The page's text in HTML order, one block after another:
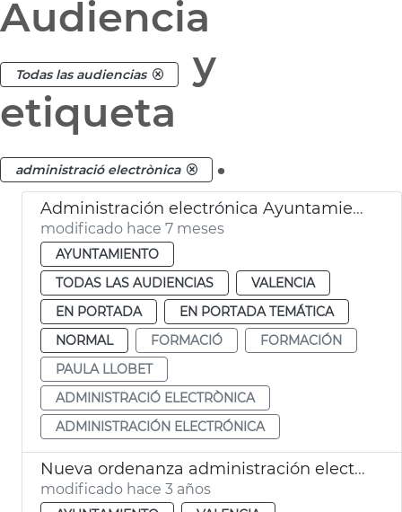
Audiencia
Todas las audiencias
y
etiqueta
administració electrònica .
Administración electrónica Ayuntamiento de València
modificado hace 7 meses
AYUNTAMIENTO
TODAS LAS AUDIENCIAS
VALENCIA
EN PORTADA
EN PORTADA TEMÁTICA
NORMAL
FORMACIÓ
FORMACIÓN
PAULA LLOBET
ADMINISTRACIÓ ELECTRÒNICA
ADMINISTRACIÓN ELECTRÓNICA
Nueva ordenanza administración electrónica
modificado hace 3 años